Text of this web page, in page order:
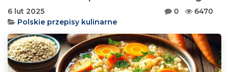
6 lut 2025 0
6470
Polskie przepisy kulinarne